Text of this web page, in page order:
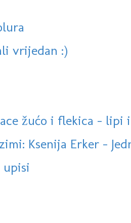
vrijedan :)
žućo i flekica - lipi
Ksenija Erker -
upisi